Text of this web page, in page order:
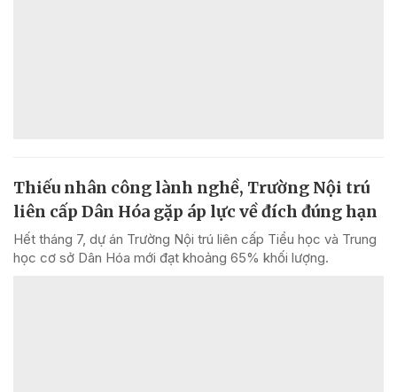
Thiếu nhân công lành nghề, Trường Nội trú
liên cấp Dân Hóa gặp áp lực về đích đúng hạn
Hết tháng 7, dự án Trường Nội trú liên cấp Tiểu học và Trung
học cơ sở Dân Hóa mới đạt khoảng 65% khối lượng.